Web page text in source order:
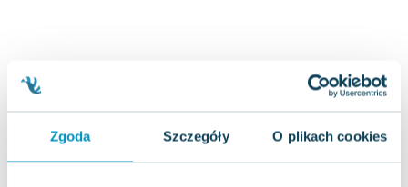
Zgoda Szczegóły O plikach cookies
Oscar Wilde
Małgorzata Ohme
Maddie Ziegler